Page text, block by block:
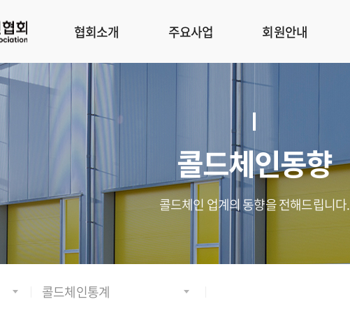
협회소개 주요사업 회원안내
콜드체인동향
콜드체인 업계의 동향을 전해드립니다.
콜드체인통계